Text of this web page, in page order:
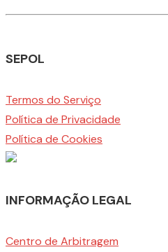
SEPOL
Termos do Serviço
Política de Privacidade
Política de Cookies
INFORMAÇÃO LEGAL
Centro de Arbitragem